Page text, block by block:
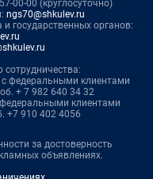
00-00 (круглосуточно)
ngs70@shkulev.ru
государственных органов:
федеральными клиентами
+ 7 982 640 34 32
клиентами
+7 910 402 4056
за достоверность
объявлениях.